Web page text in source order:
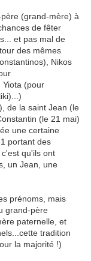
(grand-mère) à
de fêter
et pas mal de
des mêmes
Nikos
Yiota (pour
de la saint Jean (le
(le 21 mai)
une certaine
portant des
qu'ils ont
un Jean, une
prénoms, mais
grand-père
paternelle, et
tradition
la majorité !)